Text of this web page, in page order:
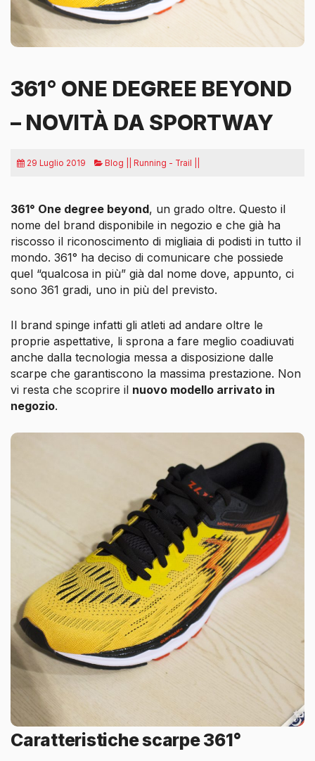
361° ONE DEGREE BEYOND
– NOVITÀ DA SPORTWAY
29 Luglio 2019 Blog || Running - Trail ||
361° One degree beyond, un grado oltre. Questo il
nome del brand disponibile in negozio e che già ha
riscosso il riconoscimento di migliaia di podisti in tutto il
mondo. 361° ha deciso di comunicare che possiede
quel “qualcosa in più” già dal nome dove, appunto, ci
sono 361 gradi, uno in più del previsto.
Il brand spinge infatti gli atleti ad andare oltre le
proprie aspettative, li sprona a fare meglio coadiuvati
anche dalla tecnologia messa a disposizione dalle
scarpe che garantiscono la massima prestazione. Non
vi resta che scoprire il nuovo modello arrivato in
negozio.
Caratteristiche scarpe 361°